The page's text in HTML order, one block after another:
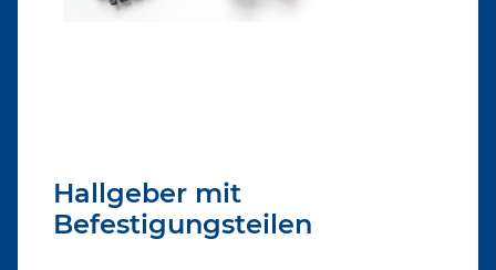
Hallgeber mit
Befestigungsteilen